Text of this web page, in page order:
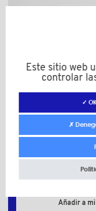
Material: Poliamida
Material secundario:
h: 6,0
Cantidad mínima de
Añadir a
Este sitio web
controlar
✓
✗